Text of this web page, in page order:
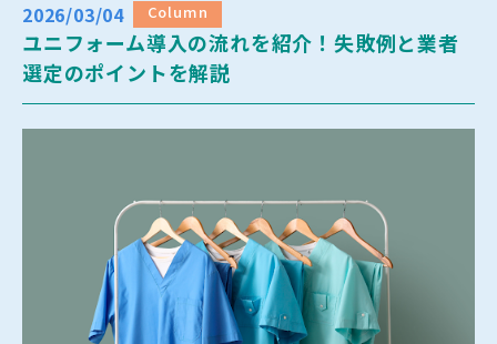
2026/03/04 Column
ユニフォーム導入の流れを紹介！失敗例と業者
選定のポイントを解説